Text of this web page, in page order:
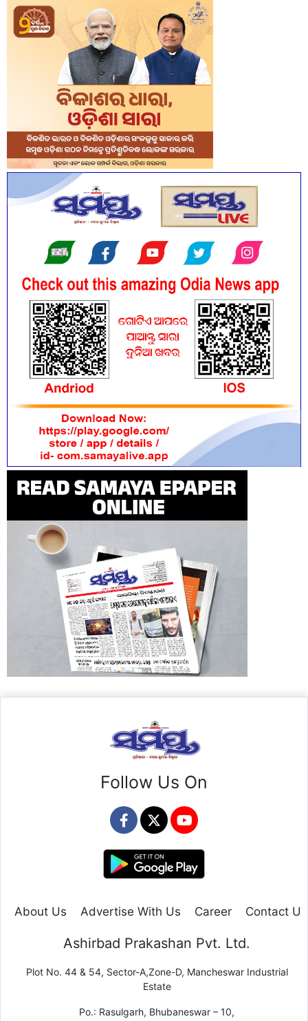
Follow Us On
About Us Advertise With Us Career Contact Us
Ashirbad Prakashan Pvt. Ltd.
Plot No. 44 & 54, Sector-A,Zone-D, Mancheswar Industrial
Estate
Po.: Rasulgarh, Bhubaneswar – 10,